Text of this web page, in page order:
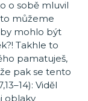
o sobě mluvil
to můžeme
by mohlo být
Takhle to
pamatuješ,
pak se tento
Viděl
oblaky